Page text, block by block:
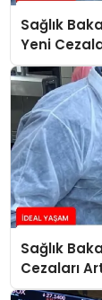
Sağlık
Yeni
Sağlık
Cezaları